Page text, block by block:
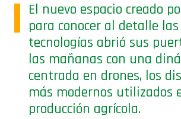
El nuevo espacio creado
para conocer al detalle
tecnologías abrió sus
las mañanas con una
centrada en drones, los
más modernos utilizados
producción agrícola.